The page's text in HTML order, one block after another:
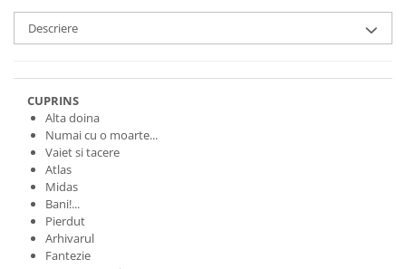
Descriere
CUPRINS
Alta doina
Numai cu o moarte...
Vaiet si tacere
Atlas
Midas
Bani!...
Pierdut
Arhivarul
Fantezie